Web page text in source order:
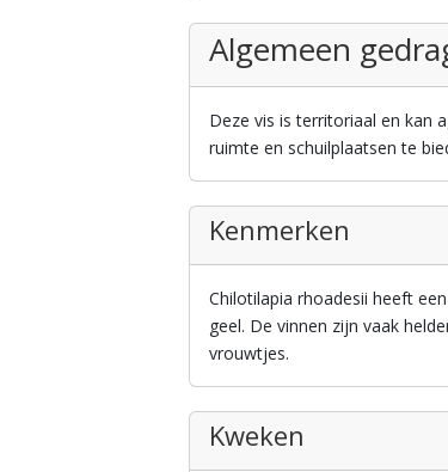
Algemeen
Deze vis is territoriaal en kan
ruimte en schuilplaatsen te
Kenmerken
Chilotilapia rhoadesii heeft
geel. De vinnen zijn vaak
vrouwtjes.
Kweken